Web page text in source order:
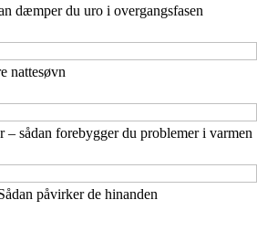
dæmper du uro i overgangsfasen
nattesøvn
– sådan forebygger du problemer i varmen
påvirker de hinanden